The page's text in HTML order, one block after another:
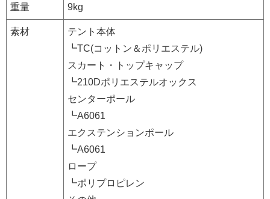
重量 9kg
素材
テント本体
┗TC(コットン＆ポリエステル)
スカート・トップキャップ
┗210Dポリエステルオックス
センターポール
┗A6061
エクステンションポール
┗A6061
ロープ
┗ポリプロピレン